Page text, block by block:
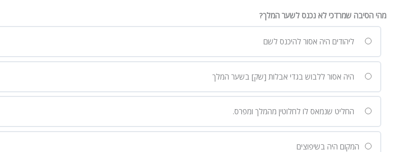
מהי הסיבה שמרדכי לא נכנס לשער המלך?
ליהודים היה אסור להיכנס לשם
היה אסור ללבוש בגדי אבלות [שק] בשער המלך
החליט שנמאס לו לחלוטין מהמלך ומפרס.
המקום היה בשיפוצים